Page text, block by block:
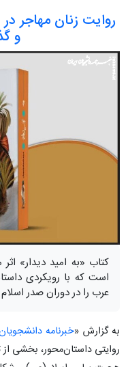
روایت زنان مهاجر
و
کتاب «به امید دیدار»
است که با رویکردی
عرب را در دوران صدر
به گزارش «خبرنامه
روایتی داستان‌محور، بخشی